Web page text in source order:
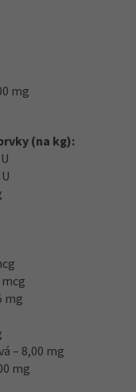
mg
(na kg):
mg
– 8,00 mg
mg